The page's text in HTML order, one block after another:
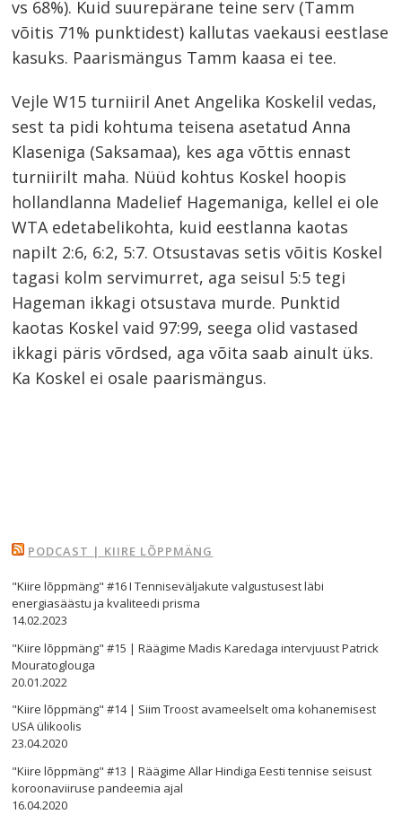
vs 68%). Kuid suurepärane teine serv (Tamm
võitis 71% punktidest) kallutas vaekausi eestlase
kasuks. Paarismängus Tamm kaasa ei tee.
Vejle W15 turniiril Anet Angelika Koskelil vedas,
sest ta pidi kohtuma teisena asetatud Anna
Klaseniga (Saksamaa), kes aga võttis ennast
turniirilt maha. Nüüd kohtus Koskel hoopis
hollandlanna Madelief Hagemaniga, kellel ei ole
WTA edetabelikohta, kuid eestlanna kaotas
napilt 2:6, 6:2, 5:7. Otsustavas setis võitis Koskel
tagasi kolm servimurret, aga seisul 5:5 tegi
Hageman ikkagi otsustava murde. Punktid
kaotas Koskel vaid 97:99, seega olid vastased
ikkagi päris võrdsed, aga võita saab ainult üks.
Ka Koskel ei osale paarismängus.
PODCAST | KIIRE LÕPPMÄNG
"Kiire lõppmäng" #16 I Tenniseväljakute valgustusest läbi
energiasäästu ja kvaliteedi prisma
14.02.2023
"Kiire lõppmäng" #15 | Räägime Madis Karedaga intervjuust Patrick
Mouratoglouga
20.01.2022
"Kiire lõppmäng" #14 | Siim Troost avameelselt oma kohanemisest
USA ülikoolis
23.04.2020
"Kiire lõppmäng" #13 | Räägime Allar Hindiga Eesti tennise seisust
koroonaviiruse pandeemia ajal
16.04.2020
Navigeerimine